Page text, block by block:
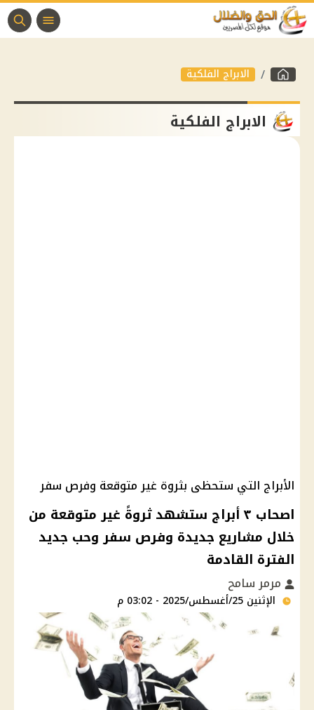
الابراج الفلكية
الابراج الفلكية
الأبراج التي ستحظى بثروة غير متوقعة وفرص سفر
اصحاب ٣ أبراج ستشهد ثروةً غير متوقعة من
خلال مشاريع جديدة وفرص سفر وحب جديد
الفترة القادمة
مرمر سامح
الإثنين 25/أغسطس/2025 - 03:02 م